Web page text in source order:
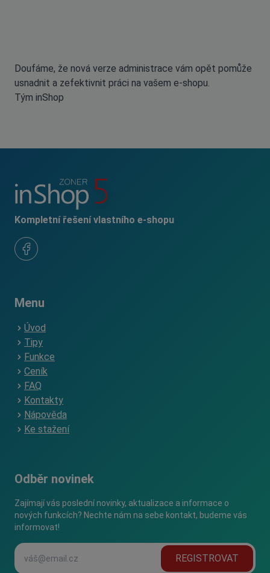
Doufáme, že nová verze administrace vám opět pomůže
usnadnit a zefektivnit práci na vašem e-shopu.
Tým inShop
Kompletní řešení vlastního e-shopu
Menu
Úvod
Tipy
Funkce
Ceník
FAQ
Kontakty
Nápověda
Ke stažení
Odběr novinek
Zajímají vás poslední novinky, aktualizace a informace o
nových funkcích? Nechte nám na sebe kontakt, budeme vás
informovat!
REGISTROVAT